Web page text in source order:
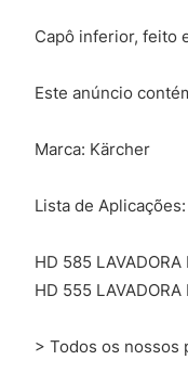
Capô inferior, feito
Este anúncio
Marca: Kärcher
Lista de Aplicações:
HD 585 LAVADORA
HD 555 LAVADORA
> Todos os nossos